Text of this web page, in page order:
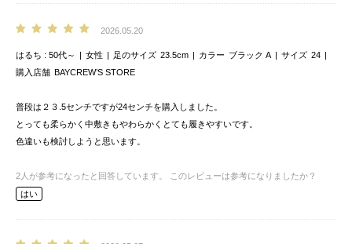
2026.05.20
はるち 50代～ 女性 足のサイズ 23.5cm カラー ブラック A サイズ 24
購入店舗 BAYCREW’S STORE
普段は２３.5センチですが24センチを購入しました。
とっても柔らかく中敷きもやわらかくとても履きやすいです。
色違いも検討しようと思います。
2 人が参考になったと回答しています。
このレビューは参考になりましたか？
はい